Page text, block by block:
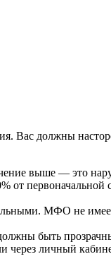
Вас должны
выше — это
от
МФО не
быть
через личный